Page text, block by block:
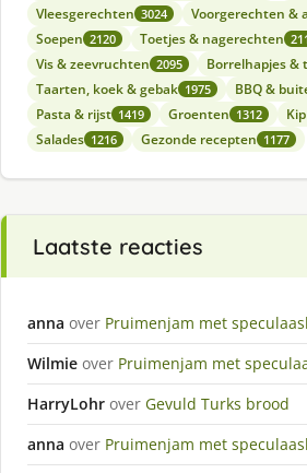
Vleesgerechten 3024 Voorgerechten &
Soepen 2120 Toetjes & nagerechten
Vis & zeevruchten 2095 Borrelhapjes &
Taarten, koek & gebak 1975 BBQ &
Pasta & rijst 1419 Groenten 1312
Salades 1216 Gezonde recepten 1177
Laatste reacties
anna over Pruimenjam met
Wilmie over Pruimenjam met
HarryLohr over Gevuld Turks brood
anna over Pruimenjam met